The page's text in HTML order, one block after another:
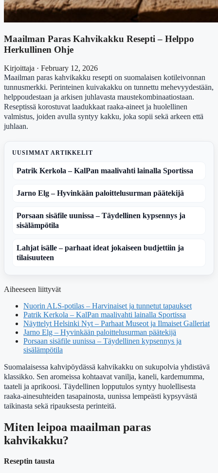
Maailman Paras Kahvikakku Resepti – Helppo
Herkullinen Ohje
Kirjoittaja · February 12, 2026
Maailman paras kahvikakku resepti on suomalaisen kotileivonnan
tunnusmerkki. Perinteinen kuivakakku on tunnettu mehevyydestään,
helppoudestaan ja arkisen juhlavasta maustekombinaatiostaan.
Reseptissä korostuvat laadukkaat raaka-aineet ja huolellinen
valmistus, joiden avulla syntyy kakku, joka sopii sekä arkeen että
juhlaan.
UUSIMMAT ARTIKKELIT
Patrik Kerkola – KalPan maalivahti lainalla Sportissa
Jarno Elg – Hyvinkään paloittelusurman päätekijä
Porsaan sisäfile uunissa – Täydellinen kypsennys ja
sisälämpötila
Lahjat isälle – parhaat ideat jokaiseen budjettiin ja
tilaisuuteen
Aiheeseen liittyvät
Nuorin ALS-potilas – Harvinaiset ja tunnetut tapaukset
Patrik Kerkola – KalPan maalivahti lainalla Sportissa
Näyttelyt Helsinki Nyt – Parhaat Museot ja Ilmaiset Galleriat
Jarno Elg – Hyvinkään paloittelusurman päätekijä
Porsaan sisäfile uunissa – Täydellinen kypsennys ja
sisälämpötila
Suomalaisessa kahvipöydässä kahvikakku on sukupolvia yhdistävä
klassikko. Sen aromeissa kohtaavat vanilja, kaneli, kardemumma,
taateli ja aprikoosi. Täydellinen lopputulos syntyy huolellisesta
raaka-ainesuhteiden tasapainosta, uunissa lempeästi kypsyvästä
taikinasta sekä ripauksesta perinteitä.
Miten leipoa maailman paras
kahvikakku?
Reseptin tausta